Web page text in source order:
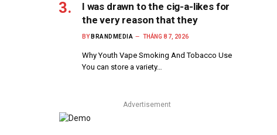
I was drawn to the cig-a-likes for
the very reason that they
BY BRANDMEDIA THÁNG 8 7, 2026
Why Youth Vape Smoking And Tobacco Use
You can store a variety…
Advertisement